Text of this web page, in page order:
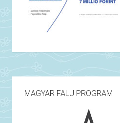
MAGYAR FALU PROGRAM